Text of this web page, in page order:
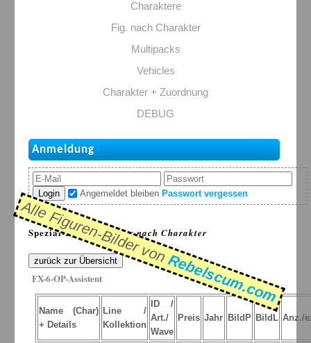
Charaktere
Fig. nach Charakter
Multipacks
Vehicles
Charakter + Zuordnung
DEBUG
Anmeldung
Login Angemeldet bleiben Passwort vergessen
Spezial-Listen: >Figur nach Charakter
Alle Figuren-Bilder von
Rebelscum.com
zurück zur Übersicht
FX-6-OP-Assistent
Name (Char)
+ Details
Line /
Kollektion
ID /
Art./
Wave
Preis Jahr BildP BildL Anz./